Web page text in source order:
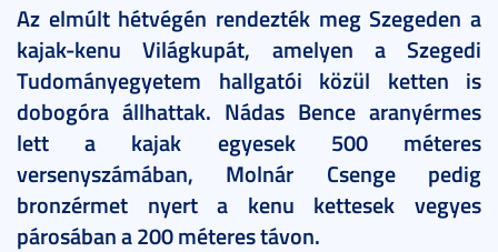
Az elmúlt hétvégén rendezték meg Szegeden a
kajak-kenu Világkupát, amelyen a Szegedi
Tudományegyetem hallgatói közül ketten is
dobogóra állhattak. Nádas Bence aranyérmes
lett a kajak egyesek 500 méteres
versenyszámában, Molnár Csenge pedig
bronzérmet nyert a kenu kettesek vegyes
párosában a 200 méteres távon.